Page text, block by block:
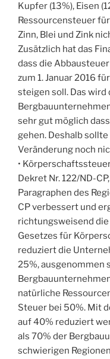
Kupfer (13%), Eisen
Ressourcensteuer
Zinn, Blei und Zink
Zusätzlich hat das
dass die
zum 1. Januar 2016
steigen soll. Das
sehr gut möglich
gehen. Deshalb
Veränderung noch
•
Dekret Nr. 122/ND-
Paragraphen des
CP verbessert und
richtungsweisend
Gesetzes für
reduziert die
25%, ausgenommen
natürliche
Steuer bei 50%. Mit
auf 40% reduziert
als 70% der
schwierigen